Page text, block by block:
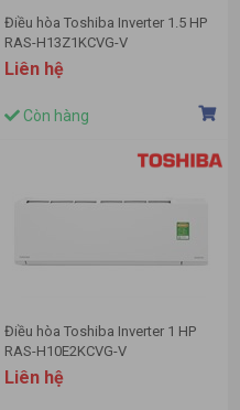
Điều hòa Toshiba Inverter 1.5 HP
RAS-H13Z1KCVG-V
Liên hệ
Còn hàng
Điều hòa Toshiba Inverter 1 HP
RAS-H10E2KCVG-V
Liên hệ